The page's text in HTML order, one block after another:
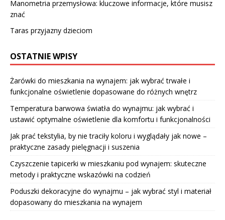
Manometria przemysłowa: kluczowe informacje, które musisz
znać
Taras przyjazny dzieciom
OSTATNIE WPISY
Żarówki do mieszkania na wynajem: jak wybrać trwałe i
funkcjonalne oświetlenie dopasowane do różnych wnętrz
Temperatura barwowa światła do wynajmu: jak wybrać i
ustawić optymalne oświetlenie dla komfortu i funkcjonalności
Jak prać tekstylia, by nie traciły koloru i wyglądały jak nowe –
praktyczne zasady pielęgnacji i suszenia
Czyszczenie tapicerki w mieszkaniu pod wynajem: skuteczne
metody i praktyczne wskazówki na codzień
Poduszki dekoracyjne do wynajmu – jak wybrać styl i materiał
dopasowany do mieszkania na wynajem